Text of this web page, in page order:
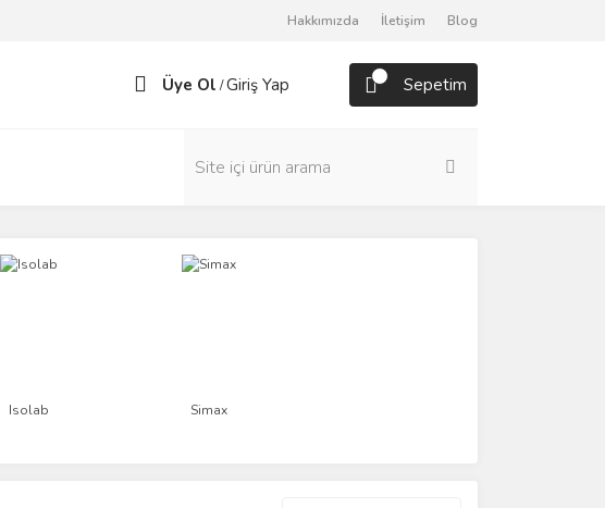
Hakkımızda İletişim Blog
Üye Ol /Giriş Yap Sepetim
Isolab Simax